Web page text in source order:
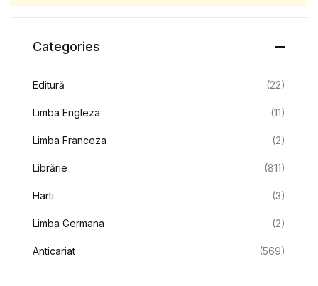
Categories
Editură (22)
Limba Engleza (11)
Limba Franceza (2)
Librărie (811)
Harti (3)
Limba Germana (2)
Anticariat (569)